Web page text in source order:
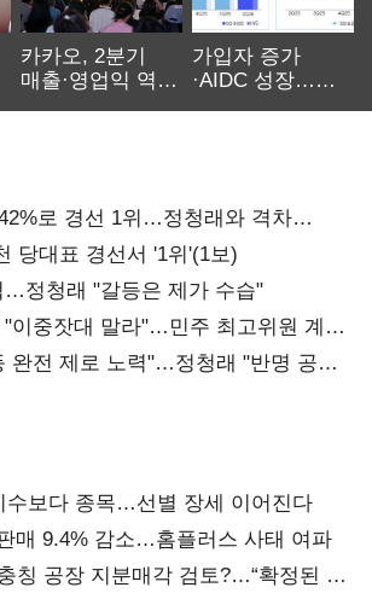
카카오, 2분기
매출·영업익 역대
가입자 증가
·AIDC 성장…
로 경선 1위…정청래와 격차
당대표 경선서 '1위'(1보)
…정청래 "갈등은 제가 수습"
이중잣대 말라"…민주 최고위원 계파
완전 제로 노력"…정청래 "반명 공세
수보다 종목…선별 장세 이어진다
매 9.4% 감소…홈플러스 사태 여파
칭 공장 지분매각 검토?…“확정된 바